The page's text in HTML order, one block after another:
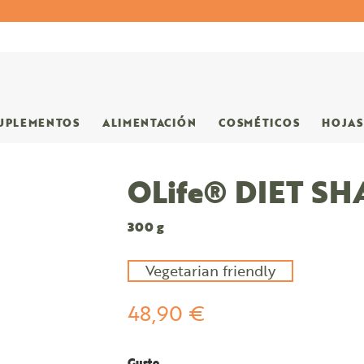
ALIMENTACIÓN COSMÉTICOS
OLife® DIET
300 g
Vegetarian friendly
48,90 €